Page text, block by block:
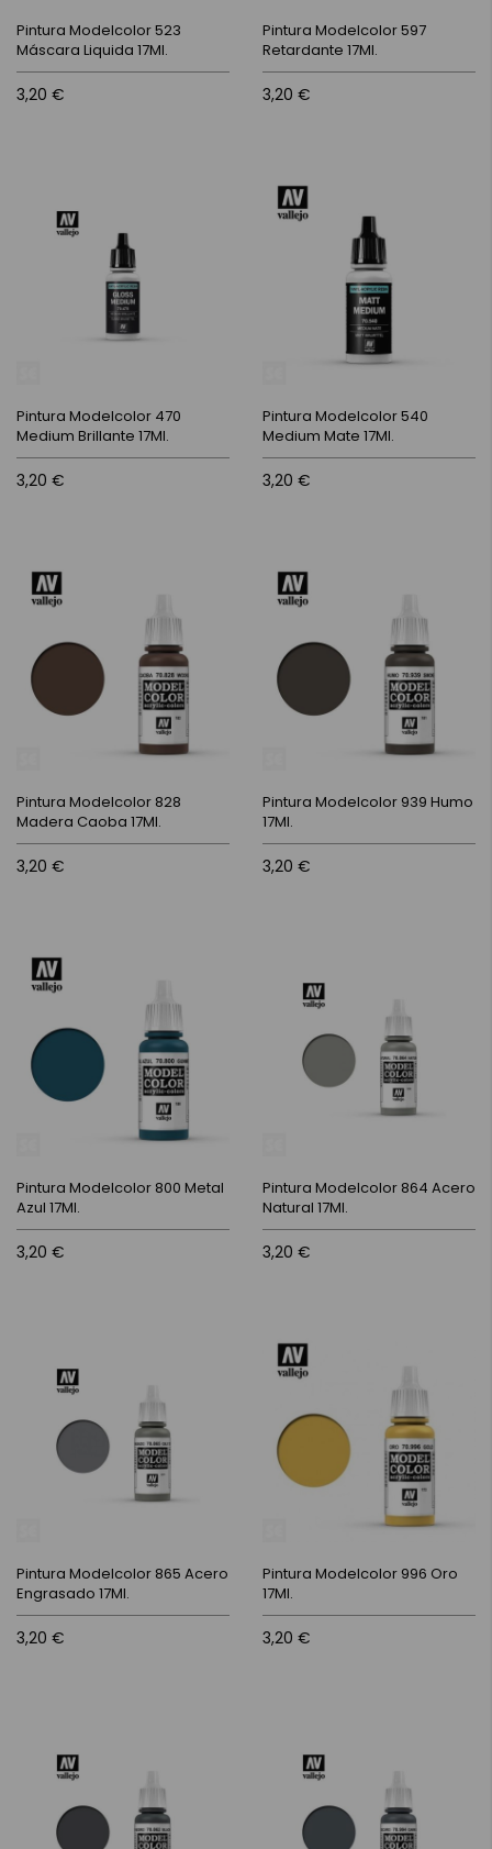
Pintura Modelcolor 523
Máscara Liquida 17Ml.
3,20 €
Pintura Modelcolor 597
Retardante 17Ml.
3,20 €
Pintura Modelcolor 470
Medium Brillante 17Ml.
3,20 €
Pintura Modelcolor 540
Medium Mate 17Ml.
3,20 €
Pintura Modelcolor 828
Madera Caoba 17Ml.
3,20 €
Pintura Modelcolor 939 Humo
17Ml.
3,20 €
Pintura Modelcolor 800 Metal
Azul 17Ml.
3,20 €
Pintura Modelcolor 864 Acero
Natural 17Ml.
3,20 €
Pintura Modelcolor 865 Acero
Engrasado 17Ml.
3,20 €
Pintura Modelcolor 996 Oro
17Ml.
3,20 €